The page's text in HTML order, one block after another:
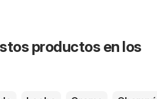
productos en los